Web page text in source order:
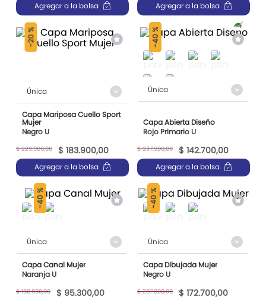
Agregar a la bolsa Agregar a la bolsa
-
20 %
Única
Capa Mariposa Cuello Sport
Mujer
Negro U
$ 229.900,00 $ 183.900,00
Agregar a la bolsa
-
40 %
Única
Capa Abierta Diseño
Rojo Primario U
$ 237.900,00 $ 142.700,00
Agregar a la bolsa
-
40 %
Única
Capa Canal Mujer
Naranja U
$ 158.900,00 $ 95.300,00
-
40 %
Única
Capa Dibujada Mujer
Negro U
$ 287.900,00 $ 172.700,00